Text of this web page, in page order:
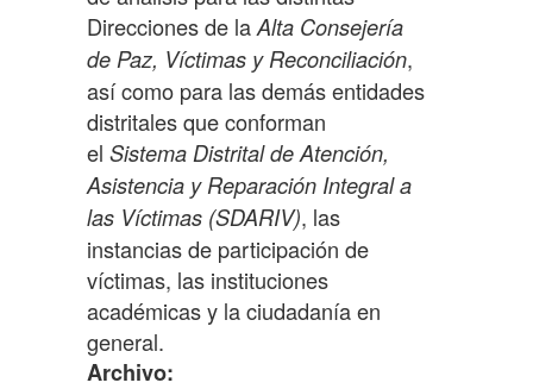
Direcciones de la Alta Consejería
de Paz, Víctimas y Reconciliación,
así como para las demás entidades
distritales que conforman
el Sistema Distrital de Atención,
Asistencia y Reparación Integral a
las Víctimas (SDARIV), las
instancias de participación de
víctimas, las instituciones
académicas y la ciudadanía en
general.
Archivo